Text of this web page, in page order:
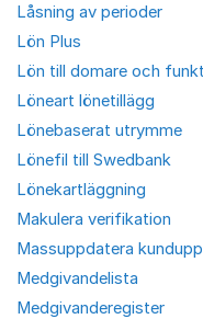
Låsning av perioder
Lön Plus
Lön till domare och
Löneart lönetillägg
Lönebaserat utrymme
Lönefil till Swedbank
Lönekartläggning
Makulera verifikation
Massuppdatera
Medgivandelista
Medgivanderegister